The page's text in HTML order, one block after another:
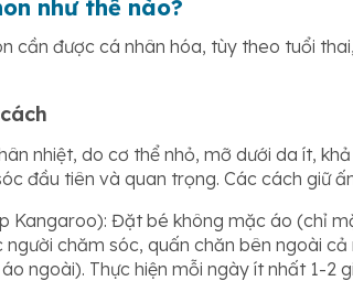
như thế nào?
cần được cá nhân hóa, tùy theo tuổi
nhiệt, do cơ thể nhỏ, mỡ dưới da ít,
đầu tiên và quan trọng. Các cách giữ
Kangaroo): Đặt bé không mặc áo (chỉ
chăm sóc, quấn chăn bên ngoài
ngoài). Thực hiện mỗi ngày ít nhất 1-2